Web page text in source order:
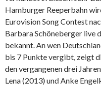
Hamburger Reeperbahn
Eurovision Song Contest
Barbara Schöneberger live
bekannt. An wen
bis 7 Punkte vergibt, zeigt
den vergangenen drei
Lena (2013) und Anke